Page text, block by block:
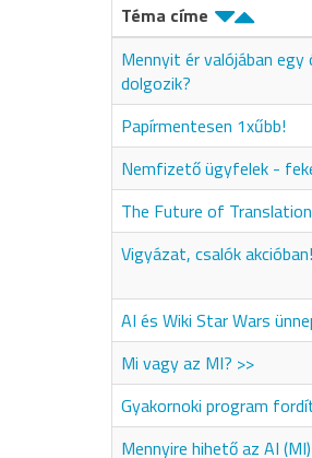
Téma címe
Mennyit ér valójában
dolgozik?
Papírmentesen 1xűbb!
Nemfizető ügyfelek -
The Future of
Vigyázat, csalók akcióban!
AI és Wiki Star Wars
Mi vagy az MI? >>
Gyakornoki program
Mennyire hihető az AI